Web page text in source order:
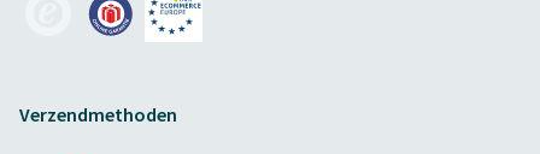
Verzendmethoden